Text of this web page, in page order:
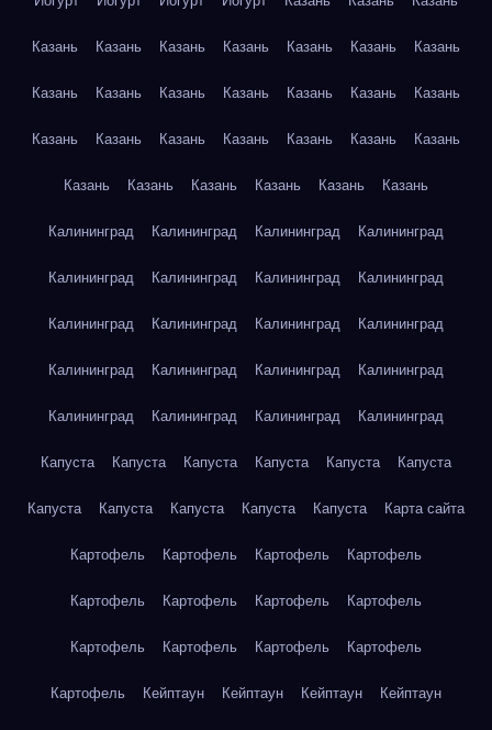
Казань Казань Казань Казань Казань Казань Казань
Казань Казань Казань Казань Казань Казань Казань
Казань Казань Казань Казань Казань Казань Казань
Казань Казань Казань Казань Казань Казань
Калининград Калининград Калининград Калининград
Калининград Калининград Калининград Калининград
Калининград Калининград Калининград Калининград
Калининград Калининград Калининград Калининград
Калининград Калининград Калининград Калининград
Капуста Капуста Капуста Капуста Капуста Капуста
Капуста Капуста Капуста Капуста Капуста Карта сайта
Картофель Картофель Картофель Картофель
Картофель Картофель Картофель Картофель
Картофель Картофель Картофель Картофель
Картофель Кейптаун Кейптаун Кейптаун Кейптаун